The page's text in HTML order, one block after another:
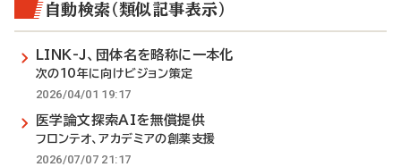
自動検索（類似記事表示）
LINK-J、団体名を略称に一本化
次の10年に向けビジョン策定
2026/04/01 19:17
医学論文探索AIを無償提供
フロンテオ、アカデミアの創薬支援
2026/07/07 21:17